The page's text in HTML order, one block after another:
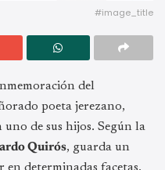
#image_title
del
poeta jerezano,
de sus hijos. Según la
Quirós, guarda un
determinadas facetas.